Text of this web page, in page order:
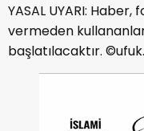
YASAL UYARI:
vermeden
başlatılacaktır.